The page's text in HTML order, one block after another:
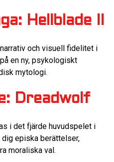
Hellblade II
och visuell fidelitet i
en ny, psykologiskt
mytologi.
Dreadwolf
i det fjärde huvudspelet i
dig episka berättelser,
moraliska val.